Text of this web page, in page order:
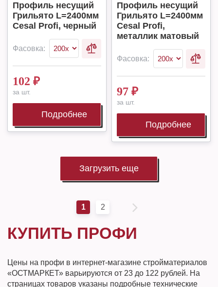
Профиль несущий
Грильято L=2400мм
Cesal Profi, черный
Фасовка:
102 ₽
за шт.
Подробнее
Профиль несущий
Грильято L=2400мм
Cesal Profi,
металлик матовый
Фасовка:
97 ₽
за шт.
Подробнее
Загрузить еще
1 2
КУПИТЬ ПРОФИ
Цены на профи в интернет-магазине стройматериалов
«ОСТМАРКЕТ» варьируются от 23 до 122 рублей. На
страницах товаров указаны подробные технические